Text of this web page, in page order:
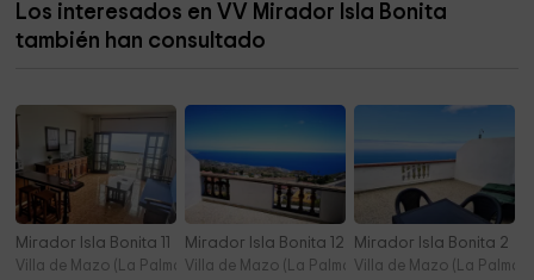
Montaña del Azufre
Los interesados en VV Mirador Isla Bonita
también han consultado
Mirador Isla Bonita 11
Villa de Mazo (La Palma)
Mirador Isla Bonita 12
Villa de Mazo (La Palma)
Mirador Isla Bonita 2
Villa de Mazo (La Palma)